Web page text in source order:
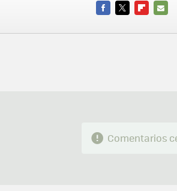
MAIL
Comentarios